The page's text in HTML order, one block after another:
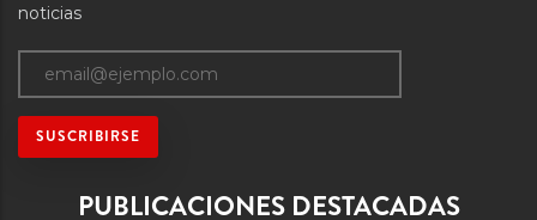
noticias
PUBLICACIONES DESTACADAS